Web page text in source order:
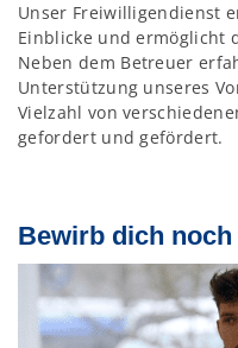
Unser Freiwilligendienst
Einblicke und ermöglicht
Neben dem Betreuer
Unterstützung unseres
Vielzahl von
gefordert und gefördert.
Bewirb dich